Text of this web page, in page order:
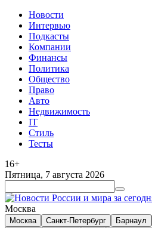
Новости
Интервью
Подкасты
Компании
Финансы
Политика
Общество
Право
Авто
Недвижимость
IT
Стиль
Тесты
16+
Пятница, 7 августа 2026
Москва
Москва Санкт-Петербург Барнаул